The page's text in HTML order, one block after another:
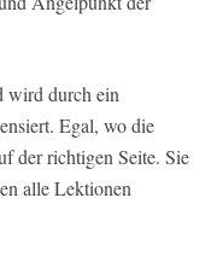
wird durch ein
Egal, wo die
der richtigen Seite. Sie
alle Lektionen